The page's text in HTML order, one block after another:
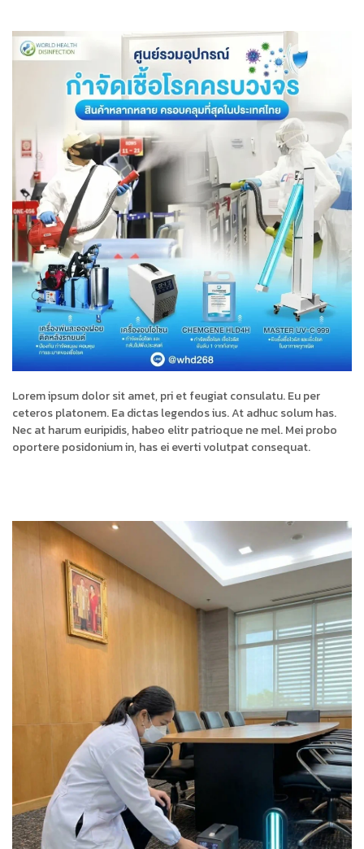
Lorem ipsum dolor sit amet, pri et feugiat consulatu. Eu per
ceteros platonem. Ea dictas legendos ius. At adhuc solum has.
Nec at harum euripidis, habeo elitr patrioque ne mel. Mei probo
oportere posidonium in, has ei everti volutpat consequat.